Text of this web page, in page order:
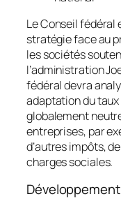
Le Conseil fédéral
stratégie face au
les sociétés
l’administration
fédéral devra
adaptation du
globalement
entreprises, par
d’autres impôts,
charges sociales.
Développement